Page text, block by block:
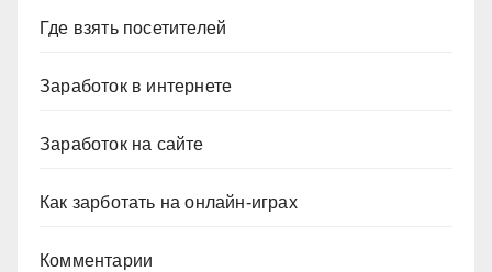
Где взять посетителей
Заработок в интернете
Заработок на сайте
Как зарботать на онлайн-играх
Комментарии